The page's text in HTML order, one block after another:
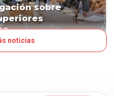
sobre
noticias